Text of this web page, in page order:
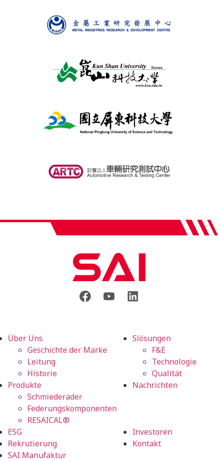
Über Uns
Geschichte der Marke
Leitung
Historie
Slösungen
F&E
Technologie
Qualität
Produkte
Schmiederäder
Federungskomponenten
RESAICAL®
Nachrichten
ESG
Investoren
Rekrutierung
Kontakt
SAI Manufaktur